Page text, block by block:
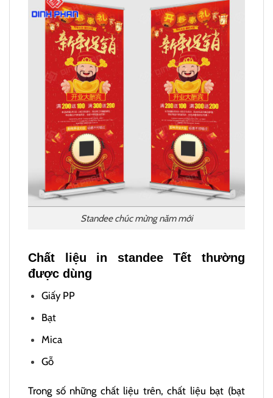
Standee chúc mừng năm mới
Chất liệu in standee Tết thường
được dùng
Giấy PP
Bạt
Mica
Gỗ
Trong số những chất liệu trên, chất liệu bạt (bạt